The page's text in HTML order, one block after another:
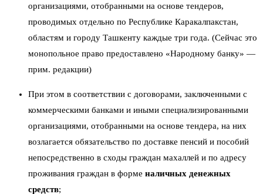
организациями, отобранными на основе тендеров,
проводимых отдельно по Республике Каракалпакстан,
областям и городу Ташкенту каждые три года. (Сейчас это
монопольное право предоставлено «Народному банку» —
прим. редакции)
При этом в соответствии с договорами, заключенными с
коммерческими банками и иными специализированными
организациями, отобранными на основе тендера, на них
возлагается обязательство по доставке пенсий и пособий
непосредственно в сходы граждан махаллей и по адресу
проживания граждан в форме наличных денежных
средств;